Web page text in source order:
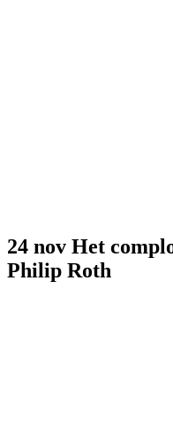
24 nov Het
Philip Roth